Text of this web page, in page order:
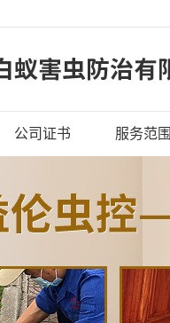
公司证书 服务范围